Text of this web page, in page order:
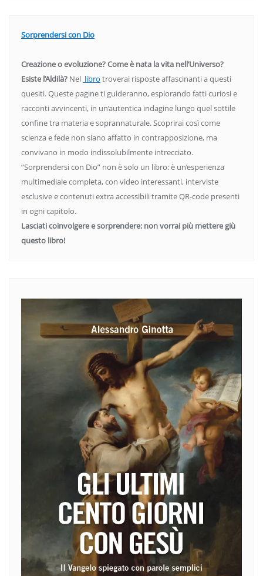
Sorprendersi con Dio
Creazione o evoluzione? Come è nata la vita nell’Universo?
Esiste l’Aldilà? Nel libro troverai risposte affascinanti a questi
quesiti. Queste pagine ti guideranno, esplorando fatti curiosi e
racconti avvincenti, in un’autentica indagine lungo quel sottile
confine tra materia e soprannaturale. Scoprirai così come
scienza e fede non siano affatto in contrapposizione, ma
convivano in modo indissolubilmente intrecciato.
“Sorprendersi con Dio” non è solo un libro: è un’esperienza
multimediale completa, con video interessanti, interviste
esclusive e contenuti extra accessibili tramite QR-code presenti
in ogni capitolo.
Lasciati coinvolgere e sorprendere: non vorrai più mettere giù
questo libro!